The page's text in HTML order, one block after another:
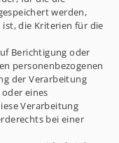
werden,
die Kriterien für die
Berichtigung oder
personenbezogenen
der Verarbeitung
eines
Verarbeitung
bei einer